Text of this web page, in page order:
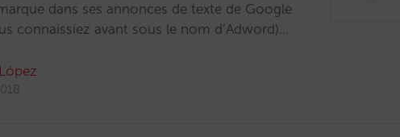
dans ses annonces de texte de Google
connaissiez avant sous le nom d’Adword)…